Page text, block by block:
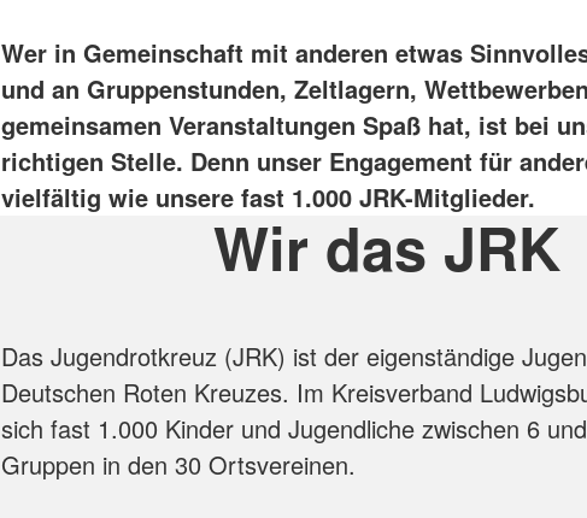
Wer in Gemeinschaft mit anderen etwas
und an Gruppenstunden, Zeltlagern,
gemeinsamen Veranstaltungen Spaß hat, ist bei
richtigen Stelle. Denn unser Engagement für
vielfältig wie unsere fast 1.000 JRK-Mitglieder.
Wir das JRK
Das Jugendrotkreuz (JRK) ist der eigenständige
Deutschen Roten Kreuzes. Im Kreisverband
sich fast 1.000 Kinder und Jugendliche zwischen 6
Gruppen in den 30 Ortsvereinen.